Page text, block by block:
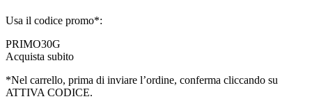
Usa il codice promo*:
PRIMO30G
Acquista subito
*Nel carrello, prima di inviare l’ordine, conferma cliccando su
ATTIVA CODICE.